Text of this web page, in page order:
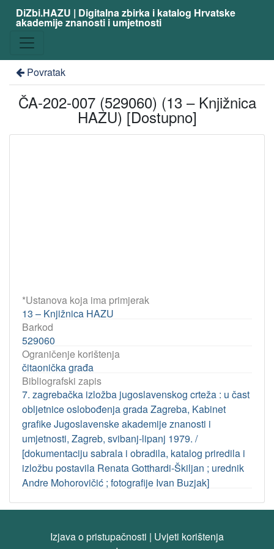
DiZbi.HAZU | Digitalna zbirka i katalog Hrvatske
akademije znanosti i umjetnosti
Povratak
ČA-202-007 (529060) (13 – Knjižnica
HAZU) [Dostupno]
*Ustanova koja ima primjerak
13 – Knjižnica HAZU
Barkod
529060
Ograničenje korištenja
čitaonička građa
Bibliografski zapis
7. zagrebačka izložba jugoslavenskog crteža : u čast
obljetnice oslobođenja grada Zagreba, Kabinet
grafike Jugoslavenske akademije znanosti i
umjetnosti, Zagreb, svibanj-lipanj 1979. /
[dokumentaciju sabrala i obradila, katalog priredila i
izložbu postavila Renata Gotthardi-Škiljan ; urednik
Andre Mohorovičić ; fotografije Ivan Buzjak]
Izjava o pristupačnosti | Uvjeti korištenja